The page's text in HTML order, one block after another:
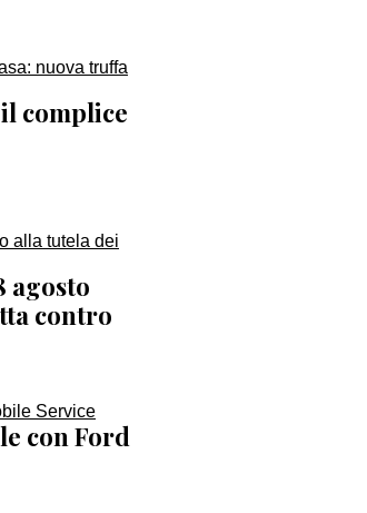
complice
agosto
contro
con Ford